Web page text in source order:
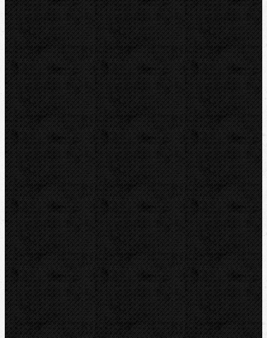
Elektro-hydraulické
Strojní
Dělení trubek
Příslušenství
Transportní boxy
Značky
BernzOmatiC
CBC
NIPO